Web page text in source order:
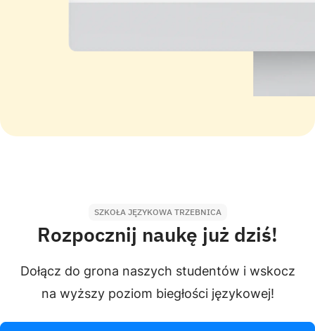
SZKOŁA JĘZYKOWA TRZEBNICA
Rozpocznij naukę już dziś!
Dołącz do grona naszych studentów i wskocz
na wyższy poziom biegłości językowej!